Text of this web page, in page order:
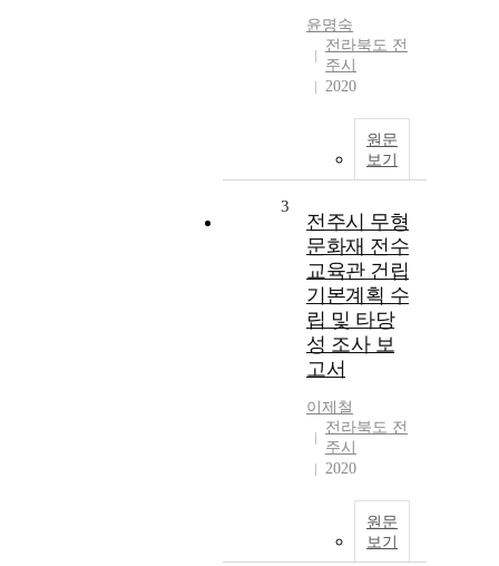
윤명숙
전라북도 전
주시
2020
원문
보기
3
전주시 무형
문화재 전수
교육관 건립
기본계획 수
립 및 타당
성 조사 보
고서
이제철
전라북도 전
주시
2020
원문
보기